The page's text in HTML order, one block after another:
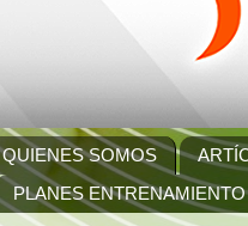
QUIENES SOMOS
PLANES ENTRENAMIENTO